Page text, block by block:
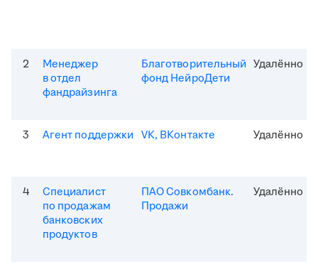
2
Менеджер
в отдел
фандрайзинга
Благотворительный
фонд НейроДети
Удалённо
3 Агент поддержки VK, ВКонтакте Удалённо
4
Специалист
по продажам
банковских
продуктов
ПАО Совкомбанк.
Продажи
Удалённо